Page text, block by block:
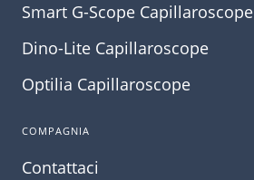
Smart G-Scope Capillaroscope
Dino-Lite Capillaroscope
Optilia Capillaroscope
COMPAGNIA
Contattaci